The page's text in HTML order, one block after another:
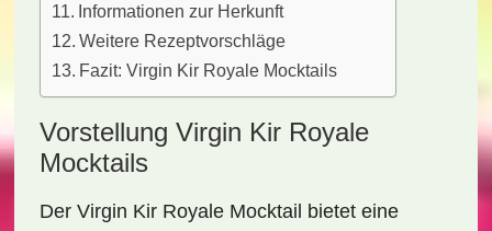
Informationen zur Herkunft
Weitere Rezeptvorschläge
Fazit: Virgin Kir Royale Mocktails
Vorstellung Virgin Kir Royale
Mocktails
Der Virgin Kir Royale Mocktail bietet eine